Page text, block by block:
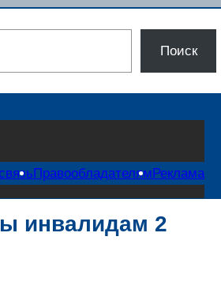
Поиск
ПравообладателямРеклама
инвалидам 2